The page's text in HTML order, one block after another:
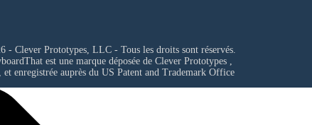
- Clever Prototypes, LLC - Tous les droits sont réservés.
est une marque déposée de Clever Prototypes ,
, et enregistrée auprès du US Patent and Trademark Office